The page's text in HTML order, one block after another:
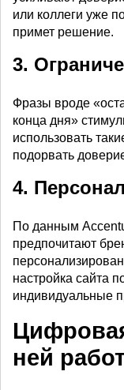
или коллеги уже
примет решение.
3.
Фразы вроде
конца дня»
использовать
подорвать
4.
По данным
предпочитают
настройка сайта
индивидуальные
ней